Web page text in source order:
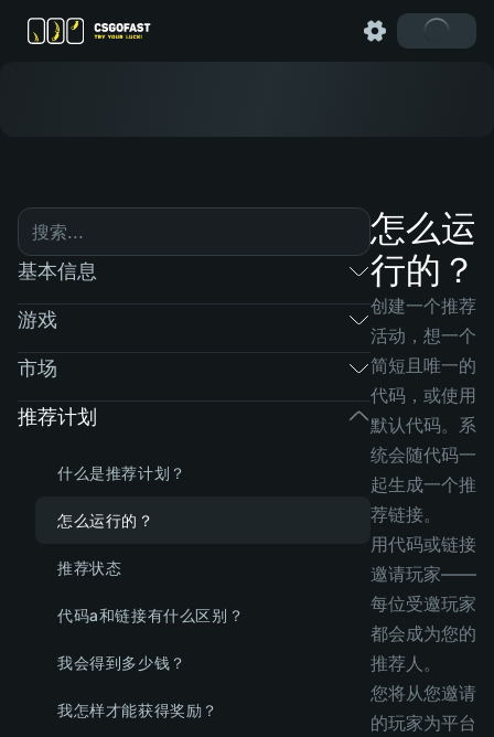
基本信息
游戏
市场
推荐计划
什么是推荐计划？
怎么运行的？
推荐状态
代码a和链接有什么区别？
我会得到多少钱？
我怎样才能获得奖励？
怎么运
行的？
创建一个推荐
活动，想一个
简短且唯一的
代码，或使用
默认代码。系
统会随代码一
起生成一个推
荐链接。
用代码或链接
邀请玩家——
每位受邀玩家
都会成为您的
推荐人。
您将从您邀请
的玩家为平台